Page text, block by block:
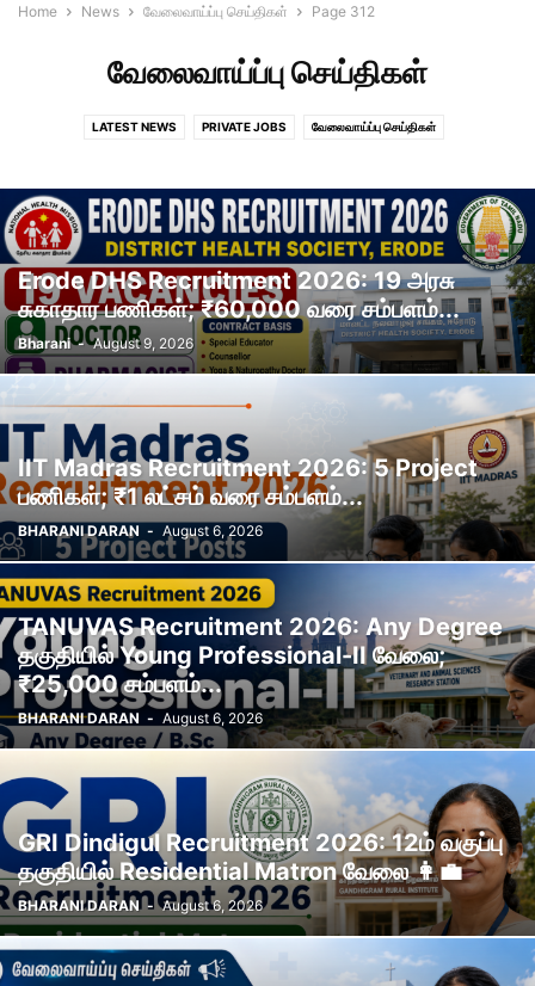
Home News வேலைவாய்ப்பு செய்திகள் Page 312
வேலைவாய்ப்பு செய்திகள்
LATEST NEWS PRIVATE JOBS வேலைவாய்ப்பு செய்திகள்
Erode DHS Recruitment 2026: 19 அரசு
சுகாதார பணிகள்; ₹60,000 வரை சம்பளம்...
Bharani - August 9, 2026
IIT Madras Recruitment 2026: 5 Project
பணிகள்; ₹1 லட்சம் வரை சம்பளம்...
BHARANI DARAN - August 6, 2026
TANUVAS Recruitment 2026: Any Degree
தகுதியில் Young Professional-II வேலை;
₹25,000 சம்பளம்...
BHARANI DARAN - August 6, 2026
GRI Dindigul Recruitment 2026: 12ம் வகுப்பு
தகுதியில் Residential Matron வேலை 👩‍💼
BHARANI DARAN - August 6, 2026